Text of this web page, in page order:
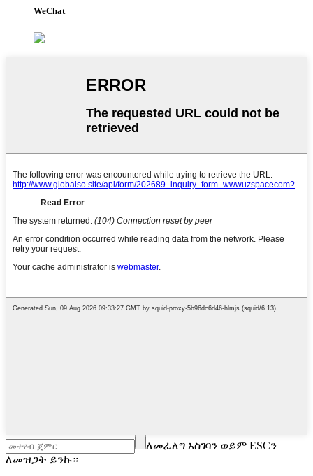
WeChat
ለመፈለግ አስገባን ወይም ESCን
ለመዝጋት ይንኩ።